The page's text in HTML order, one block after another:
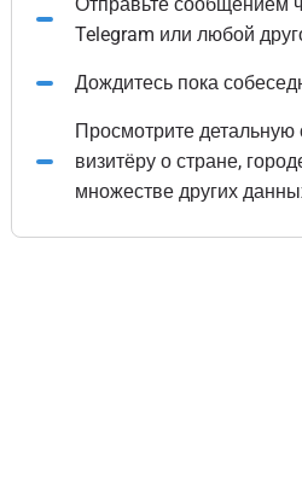
Telegram или любой
Дождитесь пока
Просмотрите детальную
визитёру о стране,
множестве других